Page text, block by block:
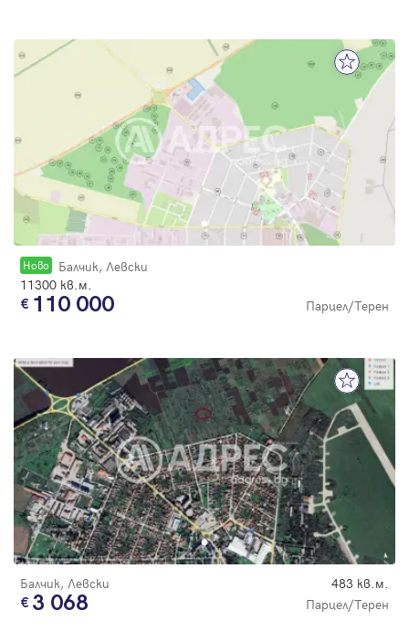
Новo
Балчик, Левски
11300 кв.м.
110 000 Парцел/Терен
Балчик, Левски 483 кв.м.
3 068 Парцел/Терен